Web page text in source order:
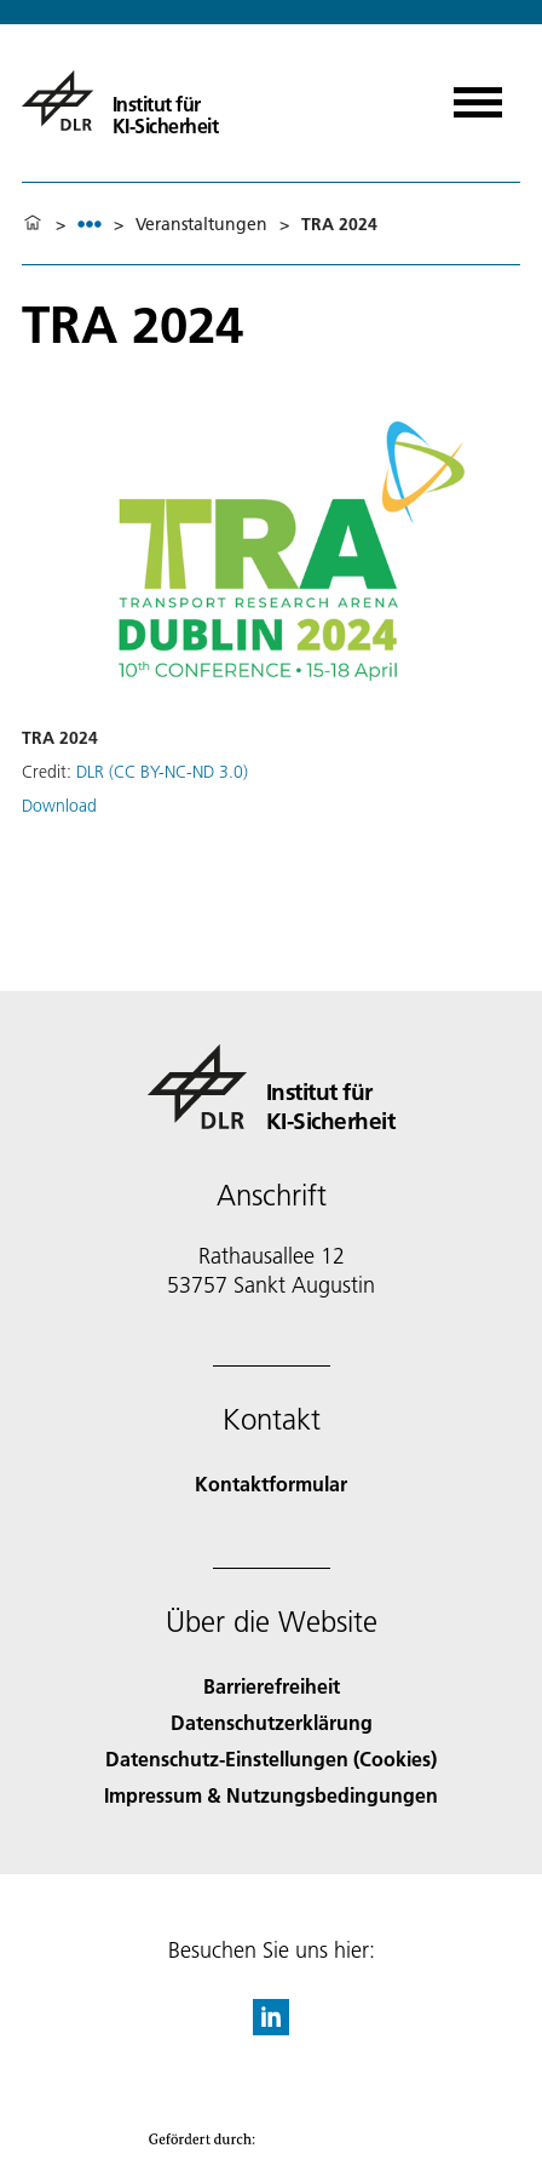
Institut für
KI-Sicherheit
> > Veranstaltungen > TRA 2024
TRA 2024
TRA 2024
Credit: DLR (CC BY-NC-ND 3.0)
Download
Institut für
KI-Sicherheit
Anschrift
Rathausallee 12
53757 Sankt Augustin
Kontakt
Kontaktformular
Über die Website
Barrierefreiheit
Datenschutzerklärung
Datenschutz-Einstellungen (Cookies)
Impressum & Nutzungsbedingungen
Besuchen Sie uns hier: